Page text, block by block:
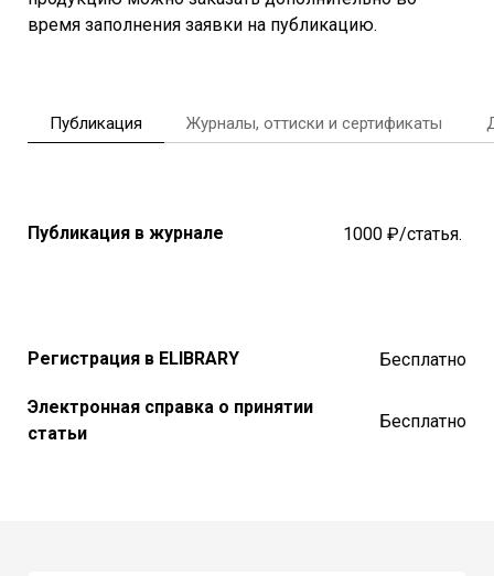
время заполнения заявки на публикацию.
Публикация Журналы, оттиски и сертификаты
Публикация в журнале 1000 ₽/статья.
Регистрация в ELIBRARY Бесплатно
Электронная справка о принятии
статьи
Бесплатно